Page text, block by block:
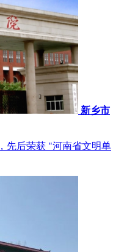
新乡市
先后荣获 "河南省文明单